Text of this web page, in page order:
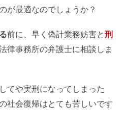
が最適なのでしょうか？
前に、早く偽計業務妨害と刑
律事務所の弁護士に相談しま
てや実刑になってしまった
社会復帰はとても苦しいです